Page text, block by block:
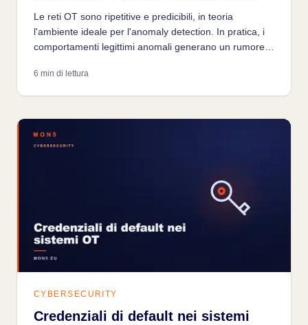
Le reti OT sono ripetitive e predicibili, in teoria
l'ambiente ideale per l'anomaly detection. In pratica, i
comportamenti legittimi anomali generano un rumore
dei progetti di monitoring industriale.
6 min di lettura
CYBERSECURITY
Credenziali di default nei sistemi